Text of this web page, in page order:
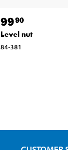
9990
Level nut
84-381